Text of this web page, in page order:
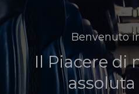
Benvenuto
Il Piacere di
Benvenuto
Il Piacere di
Benvenuto
Il Piacere di